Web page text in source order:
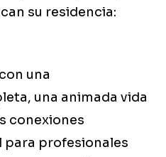
su residencia:
una
una animada vida
conexiones
para profesionales